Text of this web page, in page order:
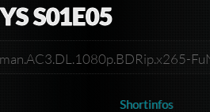
S01E05
Shortinfos